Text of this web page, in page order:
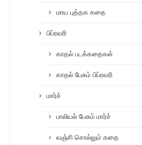
மாய புத்தக கதை
பிப்ரவரி
காதல் படக்கதைகள்
காதல் பேசும் பிப்ரவரி
மார்ச்
பாலியல் பேசும் மார்ச்
வஞ்சி சொல்லும் கதை